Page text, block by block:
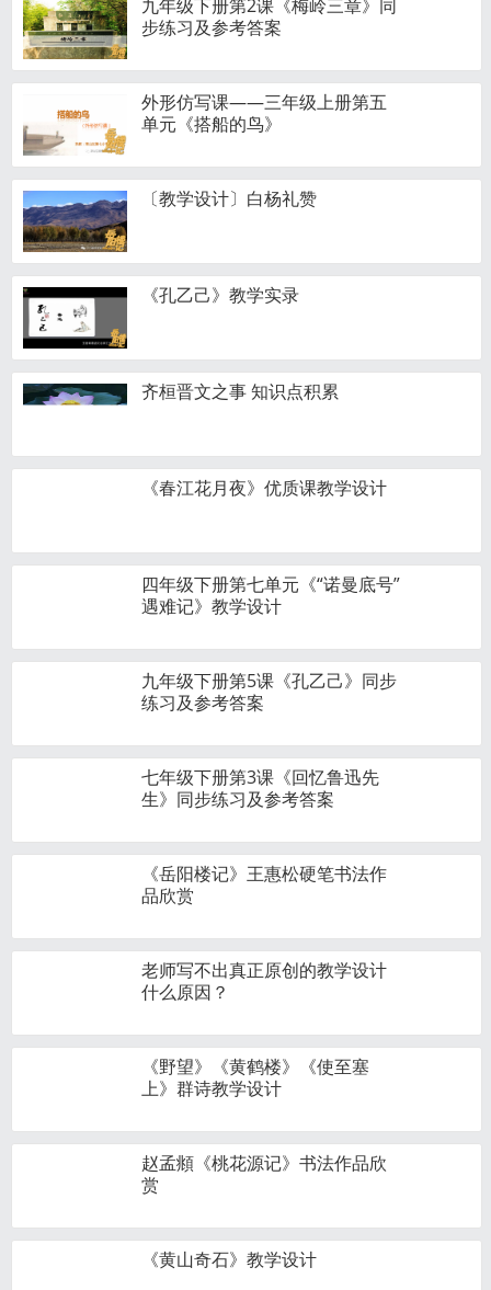
九年级下册第2课《梅岭三章》同
步练习及参考答案
外形仿写课——三年级上册第五
单元《搭船的鸟》
〔教学设计〕白杨礼赞
《孔乙己》教学实录
齐桓晋文之事 知识点积累
《春江花月夜》优质课教学设计
四年级下册第七单元《“诺曼底号”
遇难记》教学设计
九年级下册第5课《孔乙己》同步
练习及参考答案
七年级下册第3课《回忆鲁迅先
生》同步练习及参考答案
《岳阳楼记》王惠松硬笔书法作
品欣赏
老师写不出真正原创的教学设计
什么原因？
《野望》《黄鹤楼》《使至塞
上》群诗教学设计
赵孟頫《桃花源记》书法作品欣
赏
《黄山奇石》教学设计